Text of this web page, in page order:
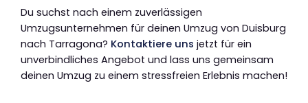
Du suchst nach einem zuverlässigen
Umzugsunternehmen für deinen Umzug von Duisburg
nach Tarragona? Kontaktiere uns jetzt für ein
unverbindliches Angebot und lass uns gemeinsam
deinen Umzug zu einem stressfreien Erlebnis machen!